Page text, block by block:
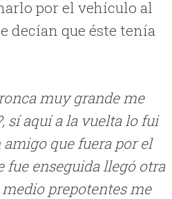
por el vehículo al
decían que éste tenía
muy grande me
sí aquí a la vuelta lo fui
amigo que fuera por el
fue enseguida llegó otra
prepotentes me